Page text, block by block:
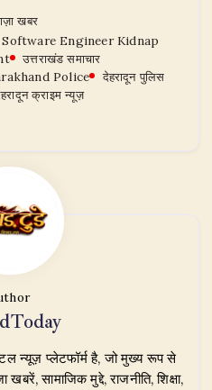
खबर
Software Engineer Kidnap
उत्तराखंड समाचार
Police
देहरादून पुलिस
क्राइम न्यूज़
न्यूज़ प्लेटफॉर्म है, जो मुख्य रूप से
खबरें, सामाजिक मुद्दे, राजनीति, शिक्षा,